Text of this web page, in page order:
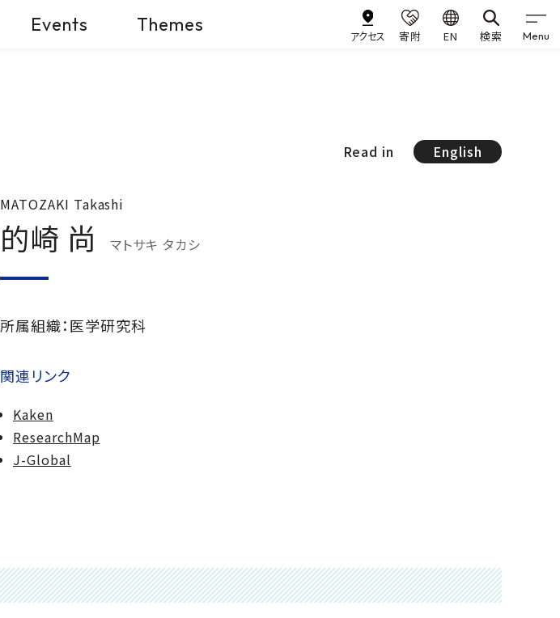
Events Themes
アクセス 寄附 EN 検索 Menu
Read in English
MATOZAKI Takashi
的崎 尚 マトサキ タカシ
所属組織：医学研究科
関連リンク
Kaken
ResearchMap
J-Global